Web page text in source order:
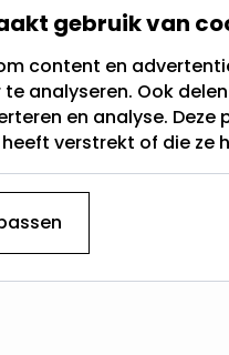
is Extra Warm
genoemd. Dit is de
op 230Volt.
deze E27 LED
gebruik van
content en
analyseren. Ook
en analyse.
verstrekt of die ze